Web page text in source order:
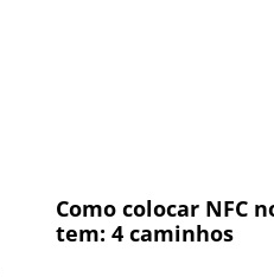
Como colocar NFC
tem: 4 caminhos